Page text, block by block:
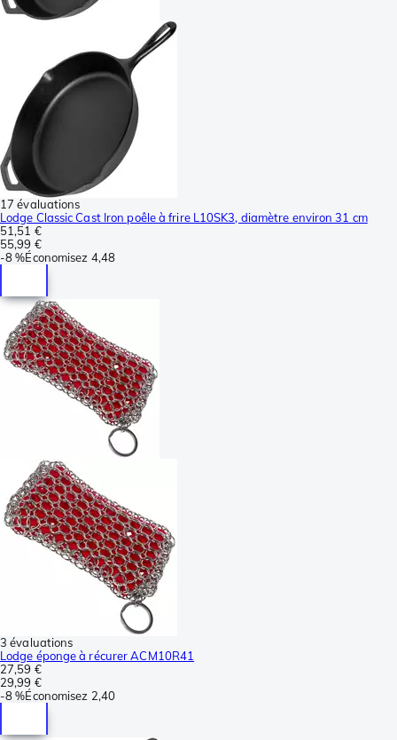
17 évaluations
Lodge Classic Cast Iron poêle à frire L10SK3, diamètre environ 31 cm
51,51 €
55,99 €
-8 %Économisez 4,48
3 évaluations
Lodge éponge à récurer ACM10R41
27,59 €
29,99 €
-8 %Économisez 2,40